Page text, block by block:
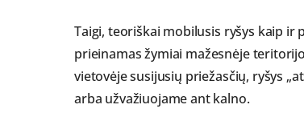
Taigi, teoriškai mobilusis ryšys kaip ir
prieinamas žymiai mažesnėje
vietovėje susijusių priežasčių, ryšys
arba užvažiuojame ant kalno.